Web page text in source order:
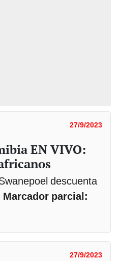
27/9/2023
EN VIVO:
descuenta
Marcador parcial:
27/9/2023